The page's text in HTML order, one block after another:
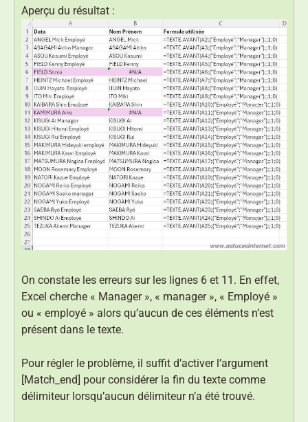
Aperçu du résultat :
On constate les erreurs sur les lignes 6 et 11. En effet,
Excel cherche « Manager », « manager », « Employé »
ou « employé » alors qu’aucun de ces éléments n’est
présent dans le texte.
Pour régler le problème, il suffit d’activer l’argument
[Match_end] pour considérer la fin du texte comme
délimiteur lorsqu’aucun délimiteur n’a été trouvé.